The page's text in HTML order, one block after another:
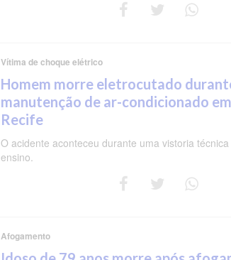
Vítima de choque elétrico
Homem morre eletrocutado
manutenção de ar-condicionado
Recife
O acidente aconteceu durante uma vistoria
ensino.
Afogamento